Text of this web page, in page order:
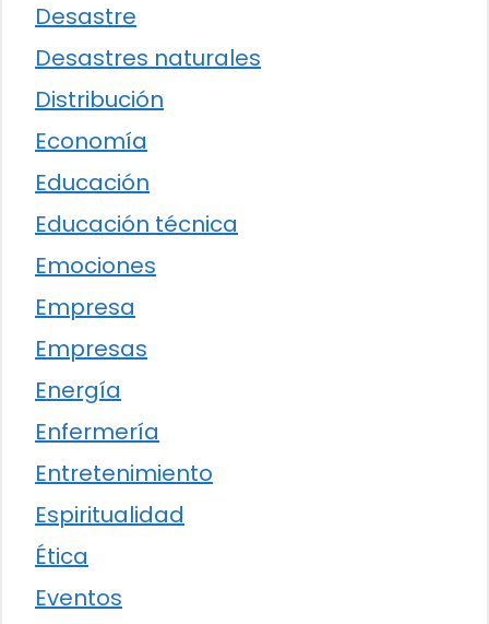
Desastre
Desastres naturales
Distribución
Economía
Educación
Educación técnica
Emociones
Empresa
Empresas
Energía
Enfermería
Entretenimiento
Espiritualidad
Ética
Eventos